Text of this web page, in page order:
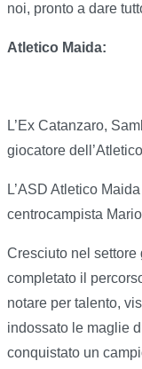
noi, pronto a dare
Atletico Maida:
L’Ex Catanzaro,
giocatore
L’ASD Atletico
centrocampista
Cresciuto nel
completato il
notare per talento,
indossato le maglie
conquistato un